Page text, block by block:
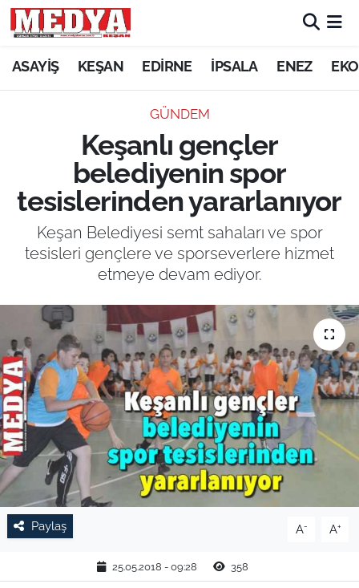
ASAYİŞ KEŞAN EDİRNE İPSALA ENEZ
GÜNDEM
Keşanlı gençler
belediyenin spor
tesislerinden yararlanıyor
Keşan Belediyesi semt sahaları ve spor
tesisleri gençlere ve sporseverlere hizmet
etmeye devam ediyor.
Paylaş A- A+
25.05.2018 - 09:28 358
KEŞAN
ASAYİŞ
SİYASET
GÜNDEM
EKONOMİ
SAĞLIK
EĞİTİM
TARIM VE HAYVANCILIK
KÜLTÜR SANAT
RESMİ İLAN
SPOR